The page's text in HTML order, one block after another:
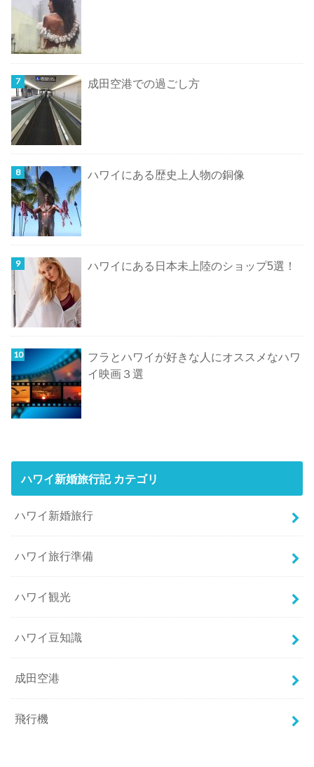
成田空港での過ごし方
ハワイにある歴史上人物の銅像
ハワイにある日本未上陸のショップ5選！
フラとハワイが好きな人にオススメなハワ
イ映画３選
ハワイ新婚旅行記 カテゴリ
ハワイ新婚旅行
ハワイ旅行準備
ハワイ観光
ハワイ豆知識
成田空港
飛行機